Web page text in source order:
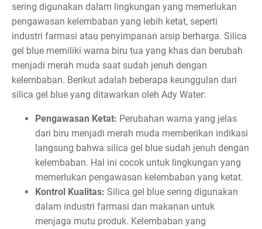
sering digunakan dalam lingkungan yang memerlukan
pengawasan kelembaban yang lebih ketat, seperti
industri farmasi atau penyimpanan arsip berharga. Silica
gel blue memiliki warna biru tua yang khas dan berubah
menjadi merah muda saat sudah jenuh dengan
kelembaban. Berikut adalah beberapa keunggulan dari
silica gel blue yang ditawarkan oleh Ady Water:
Pengawasan Ketat: Perubahan warna yang jelas
dari biru menjadi merah muda memberikan indikasi
langsung bahwa silica gel blue sudah jenuh dengan
kelembaban. Hal ini cocok untuk lingkungan yang
memerlukan pengawasan kelembaban yang ketat.
Kontrol Kualitas: Silica gel blue sering digunakan
dalam industri farmasi dan makanan untuk
menjaga mutu produk. Kelembaban yang